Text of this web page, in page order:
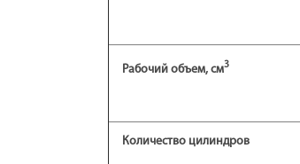
Рабочий объем, см3
Количество цилиндров